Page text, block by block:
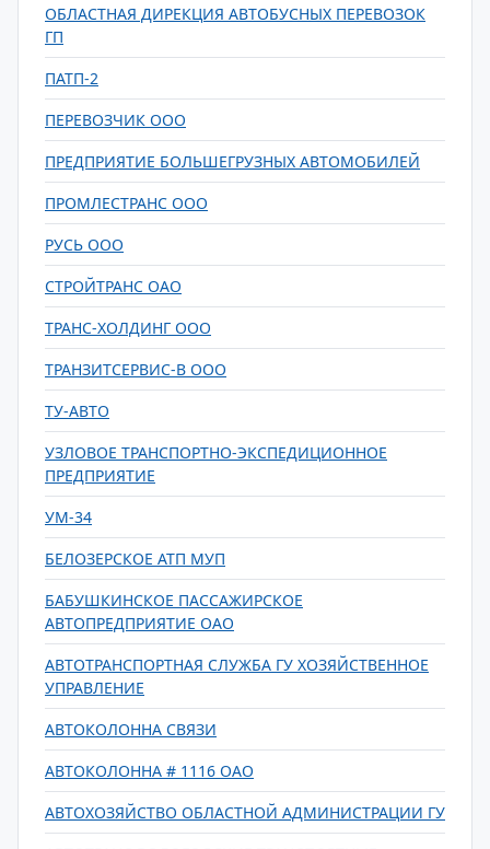
ОБЛАСТНАЯ ДИРЕКЦИЯ АВТОБУСНЫХ ПЕРЕВОЗОК
ГП
ПАТП-2
ПЕРЕВОЗЧИК ООО
ПРЕДПРИЯТИЕ БОЛЬШЕГРУЗНЫХ АВТОМОБИЛЕЙ
ПРОМЛЕСТРАНС ООО
РУСЬ ООО
СТРОЙТРАНС ОАО
ТРАНС-ХОЛДИНГ ООО
ТРАНЗИТСЕРВИС-В ООО
ТУ-АВТО
УЗЛОВОЕ ТРАНСПОРТНО-ЭКСПЕДИЦИОННОЕ
ПРЕДПРИЯТИЕ
УМ-34
БЕЛОЗЕРСКОЕ АТП МУП
БАБУШКИНСКОЕ ПАССАЖИРСКОЕ
АВТОПРЕДПРИЯТИЕ ОАО
АВТОТРАНСПОРТНАЯ СЛУЖБА ГУ ХОЗЯЙСТВЕННОЕ
УПРАВЛЕНИЕ
АВТОКОЛОННА СВЯЗИ
АВТОКОЛОННА # 1116 ОАО
АВТОХОЗЯЙСТВО ОБЛАСТНОЙ АДМИНИСТРАЦИИ ГУ